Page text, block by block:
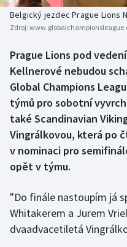
Boby a skeleton
Box
Curling
Dostihy
Florbal
Futsal
Golf
Gymnastika
AZ kvíz
Belgický jezdec Prague Lions
Zdroj:
Prague Lions pod
Kellnerové nebudou
Global Champions
týmů pro sobotní
také Scandinavian
Vingrálkovou, která po
v nominaci pro
opět v týmu.
"Do finále nastoupím já
Whitakerem a Jurem
dvaadvacetiletá